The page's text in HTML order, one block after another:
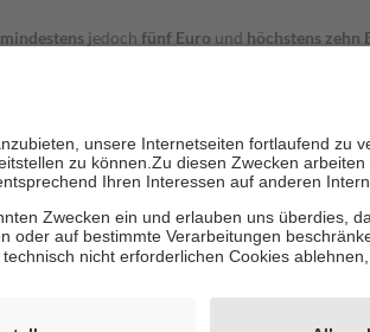
mindestens jedoch fünf Euro und höchstens zehn
Stellung der Familie zu unterstützen, fallen